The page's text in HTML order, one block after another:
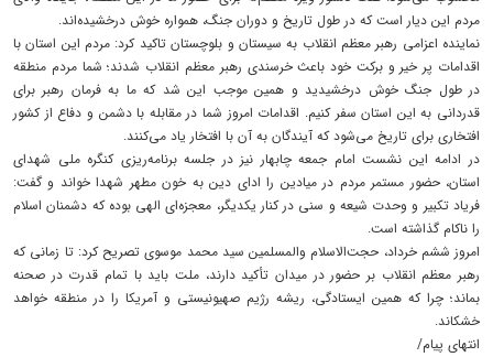
مردم این دیار است که در طول تاریخ و دوران جنگ، همواره خوش درخشیده‌اند.
نماینده اعزامی رهبر معظم انقلاب به سیستان و بلوچستان تاکید کرد: مردم این استان با
اقدامات پر خیر و برکت خود باعث خرسندی رهبر معظم انقلاب شدند؛ شما مردم منطقه
در طول جنگ خوش درخشیدید و همین موجب این شد که ما به فرمان رهبر برای
قدردانی به این استان سفر کنیم. اقدامات امروز شما در مقابله با دشمن و دفاع از کشور
افتخاری برای تاریخ می‌شود که آیندگان به آن با افتخار یاد می‌کنند.
در ادامه این نشست امام جمعه چابهار نیز در جلسه برنامه‌ریزی کنگره ملی شهدای
استان، حضور مستمر مردم در میادین را ادای دین به خون مطهر شهدا خواند و گفت:
فریاد تکبیر و وحدت شیعه و سنی در کنار یکدیگر، معجزه‌ای الهی بوده که دشمنان اسلام
را ناکام گذاشته است.
امروز ششم خرداد، حجت‌الاسلام والمسلمین سید محمد موسوی تصریح کرد: تا زمانی که
رهبر معظم انقلاب بر حضور در میدان تأکید دارند، ملت باید با تمام قدرت در صحنه
بماند؛ چرا که همین ایستادگی، ریشه رژیم صهیونیستی و آمریکا را در منطقه خواهد
خشکاند.
انتهای پیام/